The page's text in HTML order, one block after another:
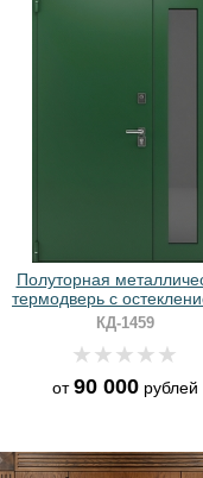
Полуторная
термодверь с
зеленым порошковым
покрытием
КД-1459
от90 000рублей